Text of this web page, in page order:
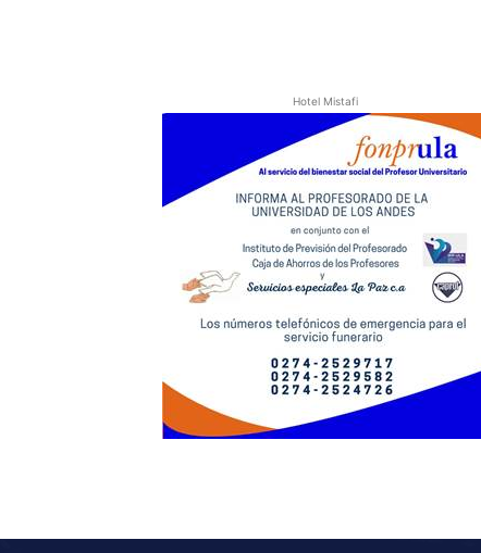
Hotel Mistafi